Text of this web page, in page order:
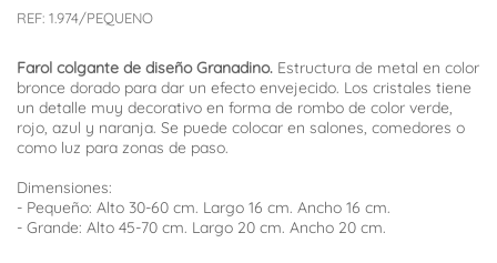
REF: 1.974/PEQUENO
Farol colgante de diseño Granadino. Estructura de metal en color
bronce dorado para dar un efecto envejecido. Los cristales tiene
un detalle muy decorativo en forma de rombo de color verde,
rojo, azul y naranja. Se puede colocar en salones, comedores o
como luz para zonas de paso.
Dimensiones:
- Pequeño: Alto 30-60 cm. Largo 16 cm. Ancho 16 cm.
- Grande: Alto 45-70 cm. Largo 20 cm. Ancho 20 cm.